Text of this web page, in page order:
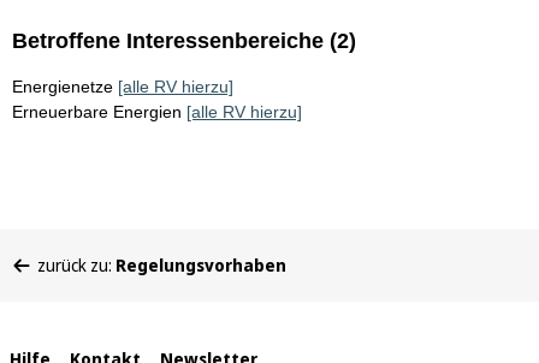
Betroffene Interessenbereiche (2)
Energienetze [alle RV hierzu]
Erneuerbare Energien [alle RV hierzu]
befinden
zurück zu: Regelungsvorhaben